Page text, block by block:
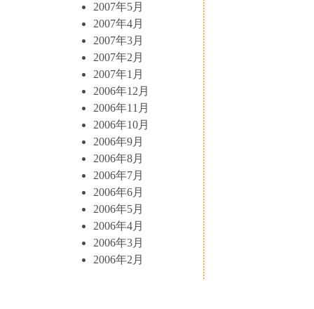
2007年5月
2007年4月
2007年3月
2007年2月
2007年1月
2006年12月
2006年11月
2006年10月
2006年9月
2006年8月
2006年7月
2006年6月
2006年5月
2006年4月
2006年3月
2006年2月